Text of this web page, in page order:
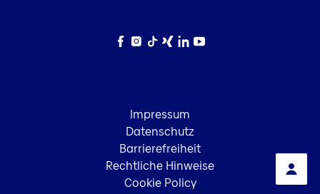
Facebook
Instagram
TikTokXingLinkedIn
YouTube
Impressum
Datenschutz
Barrierefreiheit
Rechtliche Hinweise
Cookie Policy